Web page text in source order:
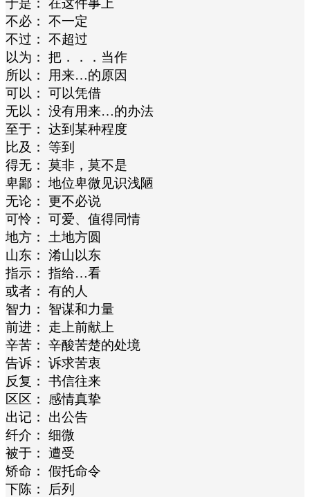
不必： 不一定
不过： 不超过
以为： 把．．．当作
所以： 用来…的原因
可以： 可以凭借
无以： 没有用来…的办法
至于： 达到某种程度
比及： 等到
得无： 莫非，莫不是
卑鄙： 地位卑微见识浅陋
无论： 更不必说
可怜： 可爱、值得同情
地方： 土地方圆
山东： 淆山以东
指示： 指给…看
或者： 有的人
智力： 智谋和力量
前进： 走上前献上
辛苦： 辛酸苦楚的处境
告诉： 诉求苦衷
反复： 书信往来
区区： 感情真挚
出记： 出公告
纤介： 细微
被于： 遭受
矫命： 假托命令
下陈： 后列